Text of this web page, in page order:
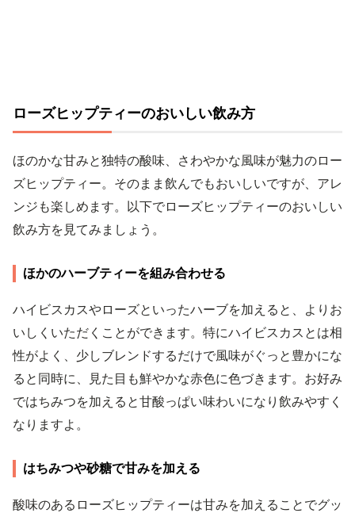
ローズヒップティーのおいしい飲み方
ほのかな甘みと独特の酸味、さわやかな風味が魅力のロー
ズヒップティー。そのまま飲んでもおいしいですが、アレ
ンジも楽しめます。以下でローズヒップティーのおいしい
飲み方を見てみましょう。
ほかのハーブティーを組み合わせる
ハイビスカスやローズといったハーブを加えると、よりお
いしくいただくことができます。特にハイビスカスとは相
性がよく、少しブレンドするだけで風味がぐっと豊かにな
ると同時に、見た目も鮮やかな赤色に色づきます。お好み
ではちみつを加えると甘酸っぱい味わいになり飲みやすく
なりますよ。
はちみつや砂糖で甘みを加える
酸味のあるローズヒップティーは甘みを加えることでグッ